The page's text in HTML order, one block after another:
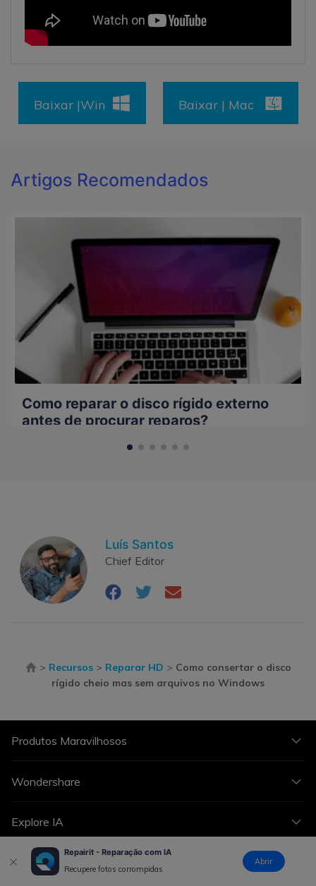
Baixar |Win Baixar | Mac
Artigos Recomendados
Como reparar o disco rígido externo
antes de procurar reparos?
Luís Santos
Chief Editor
> Recursos> Reparar HD > Como consertar o disco
rígido cheio mas sem arquivos no Windows
Produtos Maravilhosos
Wondershare
Explore IA
Centro de Ajuda
Repairit - Reparação com IA
Recupere fotos corrompidas
Abrir